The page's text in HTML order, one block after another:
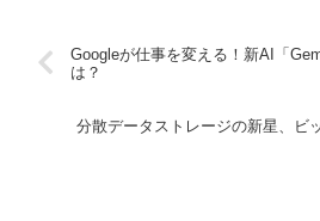
Googleが仕事を変える！新AI「
は？
分散データストレージの新星、ビ